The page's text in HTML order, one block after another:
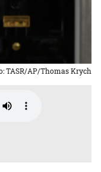
TASR/AP/Thomas Krych